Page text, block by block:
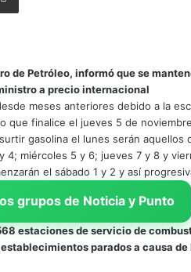
de Petróleo, informó que se
a precio internacional
meses anteriores debido a la
que finalice el jueves 5 de
gasolina el lunes serán
4; miércoles 5 y 6; jueves 7 y 8 y
el sábado 1 y 2 y así
grupos de Noticia y Punto
estaciones de servicio de
parados a causa